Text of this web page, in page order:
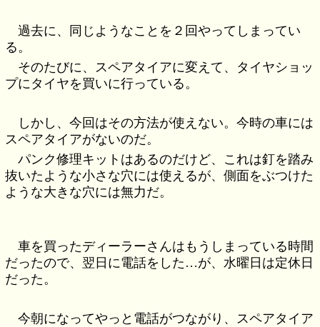
過去に、同じようなことを２回やってしまってい
る。
そのたびに、スペアタイアに変えて、タイヤショッ
プにタイヤを買いに行っている。
しかし、今回はその方法が使えない。今時の車には
スペアタイアがないのだ。
パンク修理キットはあるのだけど、これは釘を踏み
抜いたような小さな穴には使えるが、側面をぶつけた
ような大きな穴には無力だ。
車を買ったディーラーさんはもうしまっている時間
だったので、翌日に電話をした…が、水曜日は定休日
だった。
今朝になってやっと電話がつながり、スペアタイア